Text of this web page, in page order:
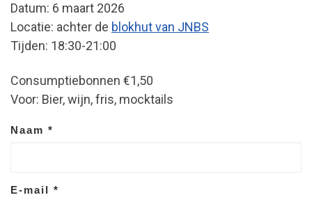
Datum: 6 maart 2026
Locatie: achter de blokhut van JNBS
Tijden: 18:30-21:00
Consumptiebonnen €1,50
Voor: Bier, wijn, fris, mocktails
Naam *
E-mail *